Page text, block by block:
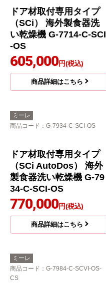
ドア材取付専用タイプ
（SCi） 海外製食器洗
い乾燥機 G-7714-C-SCI
-OS
605,000円(税込)
商品詳細はこちら
ミーレ
商品コード ：G-7934-C-SCI-OS
ドア材取付専用タイプ
（SCi AutoDos） 海外
製食器洗い乾燥機 G-79
34-C-SCI-OS
770,000円(税込)
商品詳細はこちら
ミーレ
商品コード ：G-7984-C-SCVI-OS-
CS